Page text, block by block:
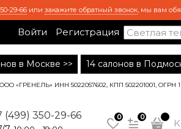
29-66 или закажите обратный звонок, мы вам
Войти Регистрация
в Москве >> 14 салонов в
ООО «ГРЕНЕЛЬ» ИНН 5022057602, КПП 502201001, ОГРН
(499) 350-29-66 0 0